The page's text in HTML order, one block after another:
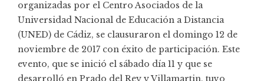
organizadas por el Centro Asociados de la
Universidad Nacional de Educación a Distancia
(UNED) de Cádiz, se clausuraron el domingo 12 de
noviembre de 2017 con éxito de participación. Este
evento, que se inició el sábado día 11 y que se